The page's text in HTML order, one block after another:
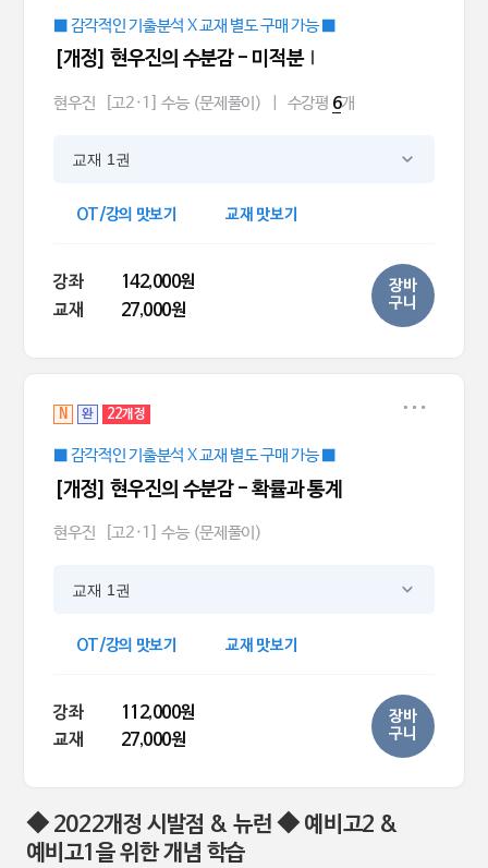
■ 감각적인 기출분석 X 교재 별도 구매 가능 ■
[개정] 현우진의 수분감 - 미적분Ⅰ
현우진 [고2·1] 수능 (문제풀이) 수강평 6개
교재 1권
OT/강의 맛보기 교재 맛보기
강좌
142,000원
교재
27,000원
장바
구니
N 완 22개정
■ 감각적인 기출분석 X 교재 별도 구매 가능 ■
[개정] 현우진의 수분감 - 확률과 통계
현우진 [고2·1] 수능 (문제풀이)
교재 1권
OT/강의 맛보기 교재 맛보기
강좌
112,000원
교재
27,000원
장바
구니
◆ 2022개정 시발점 & 뉴런 ◆ 예비고2 &
예비고1을 위한 개념 학습